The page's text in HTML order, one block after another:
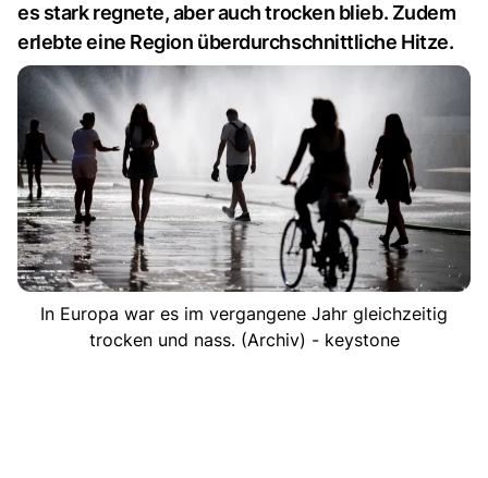
es stark regnete, aber auch trocken blieb. Zudem
erlebte eine Region überdurchschnittliche Hitze.
In Europa war es im vergangene Jahr gleichzeitig
trocken und nass. (Archiv) - keystone